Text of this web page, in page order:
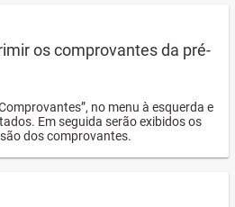
os comprovantes da pré-
no menu à esquerda e
Em seguida serão exibidos os
dos comprovantes.